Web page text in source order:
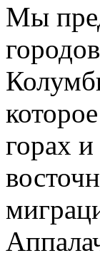
Мы
горах